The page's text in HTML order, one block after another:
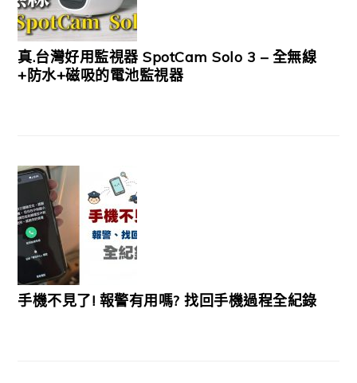
真.台灣好用監視器 SpotCam Solo 3 – 全無線
+防水+磁吸的電池監視器
手機不見了! 報警有用嗎? 找回手機過程全紀錄